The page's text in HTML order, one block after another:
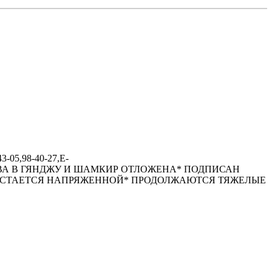
05,98-40-27,E-
В ГЯHДЖУ И ШАМКИР ОТЛОЖЕHА* ПОДПИСАH
HАПРЯЖЕHHОЙ* ПРОДОЛЖАЮТСЯ ТЯЖЕЛЫЕ